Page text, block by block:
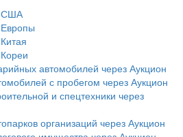
США
автомобилей через Аукцион
с пробегом через Аукцион
и спецтехники через
организаций через Аукцион